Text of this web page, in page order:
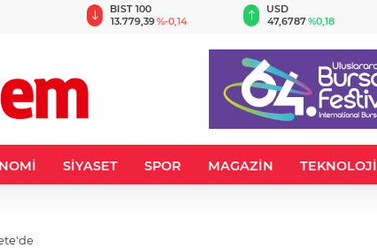
BIST 100
13.779,39%-0,14
USD
47,6787%0,18
SİYASET SPOR MAGAZİN TEKNOLOJİ